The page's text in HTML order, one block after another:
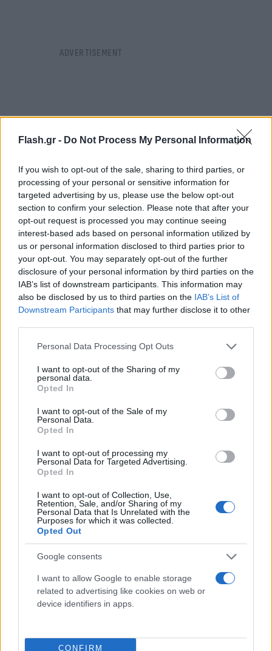
Flash.gr - Do Not Process My Personal Information
If you wish to opt-out of the sale, sharing to third parties, or
processing of your personal or sensitive information for
targeted advertising by us, please use the below opt-out
section to confirm your selection. Please note that after your
opt-out request is processed you may continue seeing
interest-based ads based on personal information utilized by
us or personal information disclosed to third parties prior to
your opt-out. You may separately opt-out of the further
disclosure of your personal information by third parties on the
IAB’s list of downstream participants. This information may
also be disclosed by us to third parties on the IAB’s List of
Downstream Participants that may further disclose it to other
Please note that this website/app uses one or more Google
not limited to your visit or usage behaviour. You may click to
grant or deny consent to Google and its third-party tags to
use your data for below specified purposes in below Google
consent section.
Personal Data Processing Opt Outs
I want to opt-out of the Sharing of my
personal data.
Opted In
I want to opt-out of the Sale of my
Personal Data.
Opted In
I want to opt-out of processing my
Personal Data for Targeted Advertising.
Opted In
I want to opt-out of Collection, Use,
Retention, Sale, and/or Sharing of my
Personal Data that Is Unrelated with the
Purposes for which it was collected.
Opted Out
Google consents
I want to allow Google to enable storage
related to advertising like cookies on web or
device identifiers in apps.
CONFIRM